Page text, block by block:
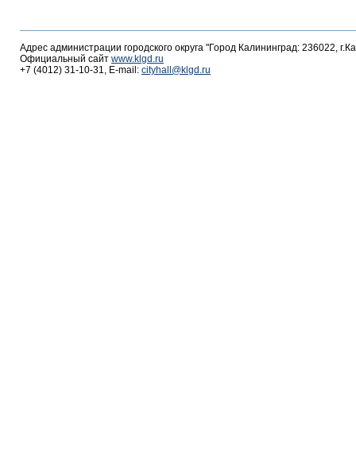
Адрес администрации городского округа "Город Калининград: 236022,
Официальный сайт www.klgd.ru
+7 (4012) 31-10-31, E-mail: cityhall@klgd.ru